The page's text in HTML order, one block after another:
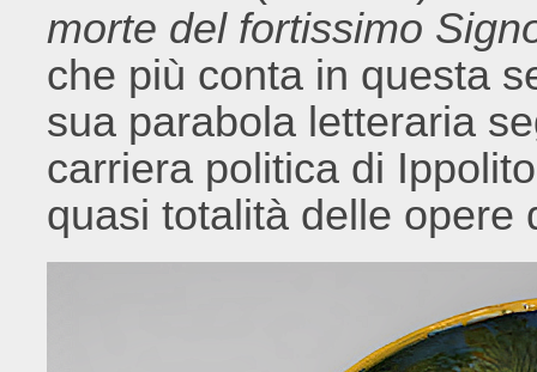
morte del fortissimo
che più conta in questa
sua parabola letteraria
carriera politica di
quasi totalità delle opere